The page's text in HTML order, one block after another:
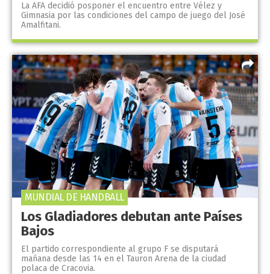
La AFA decidió posponer el encuentro entre Vélez y
Gimnasia por las condiciones del campo de juego del José
Amalfitani.
Los Gladiadores debutan ante Países
Bajos
El partido correspondiente al grupo F se disputará
mañana desde las 14 en el Tauron Arena de la ciudad
polaca de Cracovia.
MUNDIAL DE HANDBALL